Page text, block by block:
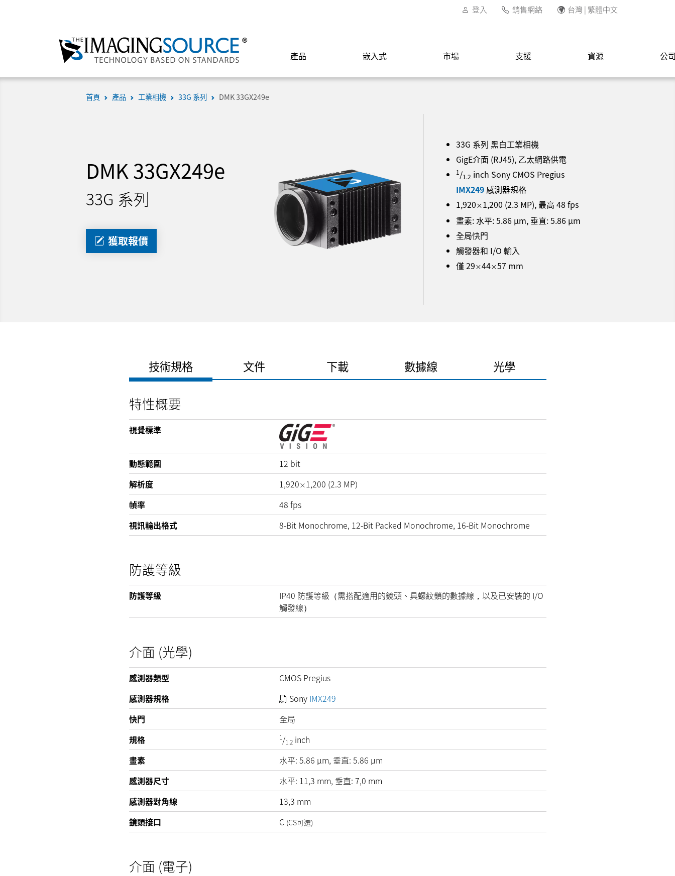
登入 銷售網絡 台灣 | 繁體中文
產品 嵌入式 市場 支援 資源 公
首頁 產品 工業相機 33G 系列 DMK 33GX249e
DMK 33GX249e
33G 系列
獲取報價
33G 系列 黑白工業相機
GigE介面 (RJ45), 乙太網路供電
1/1.2 inch Sony CMOS Pregius
IMX249 感測器規格
1,920×1,200 (2.3 MP), 最高 48 fps
畫素: 水平:5.86 µm, 垂直:5.86 µm
全局快門
觸發器和 I/O 輸入
僅 29×44×57 mm
技術規格 文件 下載 數據線 光學
特性概要
視覺標準
動態範圍 12 bit
解析度
1,920×1,200 (2.3 MP)
幀率
48 fps
視訊輸出格式
8-Bit Monochrome, 12-Bit Packed Monochrome, 16-Bit Monochrome
防護等級
防護等級
IP40 防護等級（需搭配適用的鏡頭、具螺紋鎖的數據線，以及已安裝的 I/O
觸發線）
介面 (光學)
感測器類型
CMOS Pregius
感測器規格
Sony IMX249
快門
全局
規格
1/1.2inch
畫素
水平: 5.86 µm, 垂直: 5.86 µm
感測器尺寸
水平: 11,3 mm, 垂直: 7,0 mm
感測器對角線
13,3 mm
鏡頭接口
C (CS可選)
介面 (電子)